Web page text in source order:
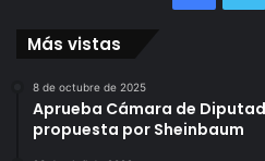
Más vistas
8 de octubre de 2025
Aprueba Cámara de
propuesta por Sheinbaum